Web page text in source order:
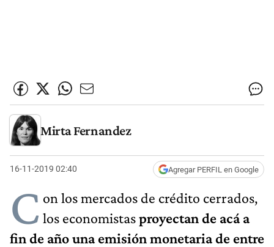
Mirta Fernandez
16-11-2019 02:40 Agregar PERFIL en Google
C on los mercados de crédito cerrados,
los economistasproyectan de acá a
fin de año una emisión monetaria de entre